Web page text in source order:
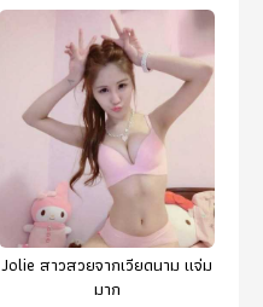
Jolie สาวสวยจากเวียดนาม แจ่ม
มาก